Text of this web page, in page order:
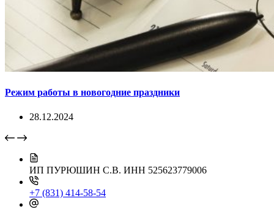
Режим работы в новогодние праздники
28.12.2024
ИП ПУРЮШИН С.В. ИНН 525623779006
+7 (831) 414-58-54